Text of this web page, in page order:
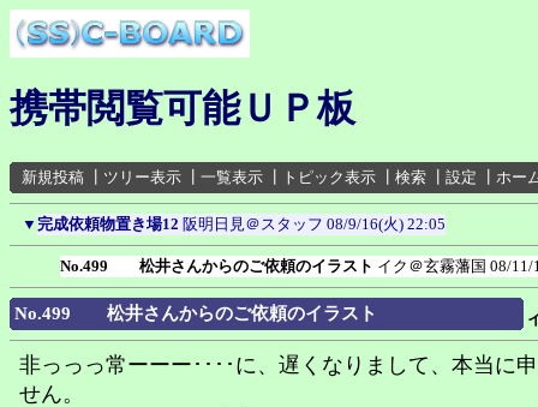
携帯閲覧可能ＵＰ板
新規投稿 ツリー表示 一覧表示 トピック表示 検索 設定 ホー
▼ 完成依頼物置き場12 阪明日見＠スタッフ 08/9/16(火) 22:05
No.499 松井さんからのご依頼のイラスト イク＠玄霧藩国 08/11/
No.499 松井さんからのご依頼のイラスト
非っっっ常ーーー････に、遅くなりまして、本当に
せん。